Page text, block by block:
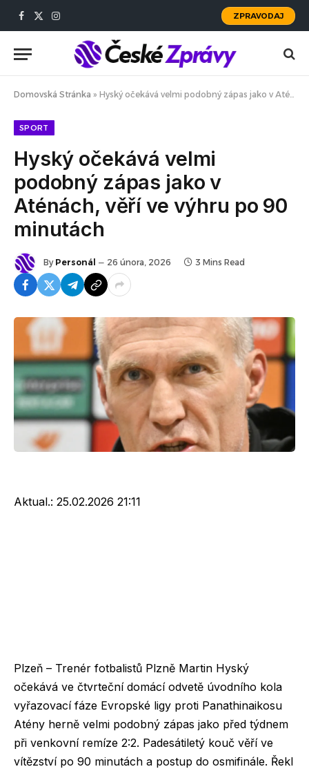
Facebook
X
Instagram
ZPRAVODAJ
Domovská Stránka » Hyský očekává velmi podobný zápas jako v Aténách, věří ve výhru po 90 minutách
SPORT
Hyský očekává velmi
podobný zápas jako v
Aténách, věří ve výhru po 90
minutách
By Personál 26 února, 2026 3 Mins Read
Aktual.: 25.02.2026 21:11
Plzeň – Trenér fotbalistů Plzně Martin Hyský
očekává ve čtvrteční domácí odvetě úvodního kola
vyřazovací fáze Evropské ligy proti Panathinaikosu
Atény herně velmi podobný zápas jako před týdnem
při venkovní remíze 2:2. Padesátiletý kouč věří ve
vítězství po 90 minutách a postup do osmifinále. Řekl